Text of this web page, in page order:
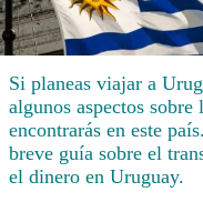
Si planeas viajar a
algunos aspectos
encontrarás en este
breve guía sobre el
el dinero en Uruguay.